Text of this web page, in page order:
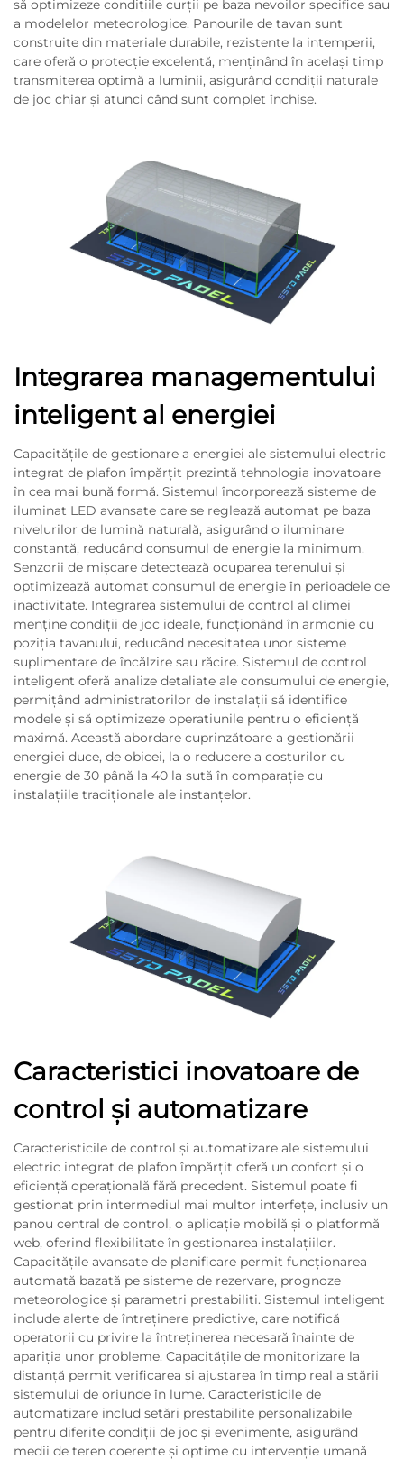
să optimizeze condițiile curții pe baza nevoilor specifice sau
a modelelor meteorologice. Panourile de tavan sunt
construite din materiale durabile, rezistente la intemperii,
care oferă o protecție excelentă, menținând în același timp
transmiterea optimă a luminii, asigurând condiții naturale
de joc chiar și atunci când sunt complet închise.
Integrarea managementului
inteligent al energiei
Capacitățile de gestionare a energiei ale sistemului electric
integrat de plafon împărțit prezintă tehnologia inovatoare
în cea mai bună formă. Sistemul încorporează sisteme de
iluminat LED avansate care se reglează automat pe baza
nivelurilor de lumină naturală, asigurând o iluminare
constantă, reducând consumul de energie la minimum.
Senzorii de mișcare detectează ocuparea terenului și
optimizează automat consumul de energie în perioadele de
inactivitate. Integrarea sistemului de control al climei
menține condiții de joc ideale, funcționând în armonie cu
poziția tavanului, reducând necesitatea unor sisteme
suplimentare de încălzire sau răcire. Sistemul de control
inteligent oferă analize detaliate ale consumului de energie,
permițând administratorilor de instalații să identifice
modele și să optimizeze operațiunile pentru o eficiență
maximă. Această abordare cuprinzătoare a gestionării
energiei duce, de obicei, la o reducere a costurilor cu
energie de 30 până la 40 la sută în comparaţie cu
instalaţiile tradiţionale ale instanţelor.
Caracteristici inovatoare de
control și automatizare
Caracteristicile de control și automatizare ale sistemului
electric integrat de plafon împărțit oferă un confort și o
eficiență operațională fără precedent. Sistemul poate fi
gestionat prin intermediul mai multor interfețe, inclusiv un
panou central de control, o aplicație mobilă și o platformă
web, oferind flexibilitate în gestionarea instalațiilor.
Capacitățile avansate de planificare permit funcționarea
automată bazată pe sisteme de rezervare, prognoze
meteorologice și parametri prestabiliți. Sistemul inteligent
include alerte de întreținere predictive, care notifică
operatorii cu privire la întreținerea necesară înainte de
apariția unor probleme. Capacitățile de monitorizare la
distanță permit verificarea și ajustarea în timp real a stării
sistemului de oriunde în lume. Caracteristicile de
automatizare includ setări prestabilite personalizabile
pentru diferite condiții de joc și evenimente, asigurând
medii de teren coerente și optime cu intervenție umană